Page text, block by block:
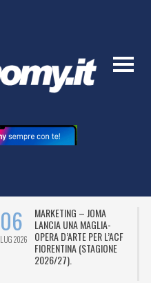
06
LUG 2026
MARKETING – JOMA
LANCIA UNA MAGLIA-
OPERA D’ARTE PER L’ACF
FIORENTINA (STAGIONE
2026/27).